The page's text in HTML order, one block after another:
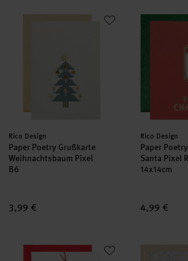
Paper Poetry Grußkarte Weihnachtsbaum
Hersteller:
Rico Design
Paper Poetry Grußkarte
Weihnachtsbaum Pixel
B6
3,99 €
Paper
Hersteller:
Rico Design
Paper
Santa Pixel
14x14cm
4,99 €
Paper Poetry Grußkarte Weihnachtsbaum
Paper